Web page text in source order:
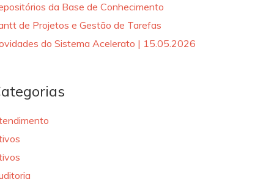
da Base de Conhecimento
de Projetos e Gestão de Tarefas
do Sistema Acelerato | 15.05.2026